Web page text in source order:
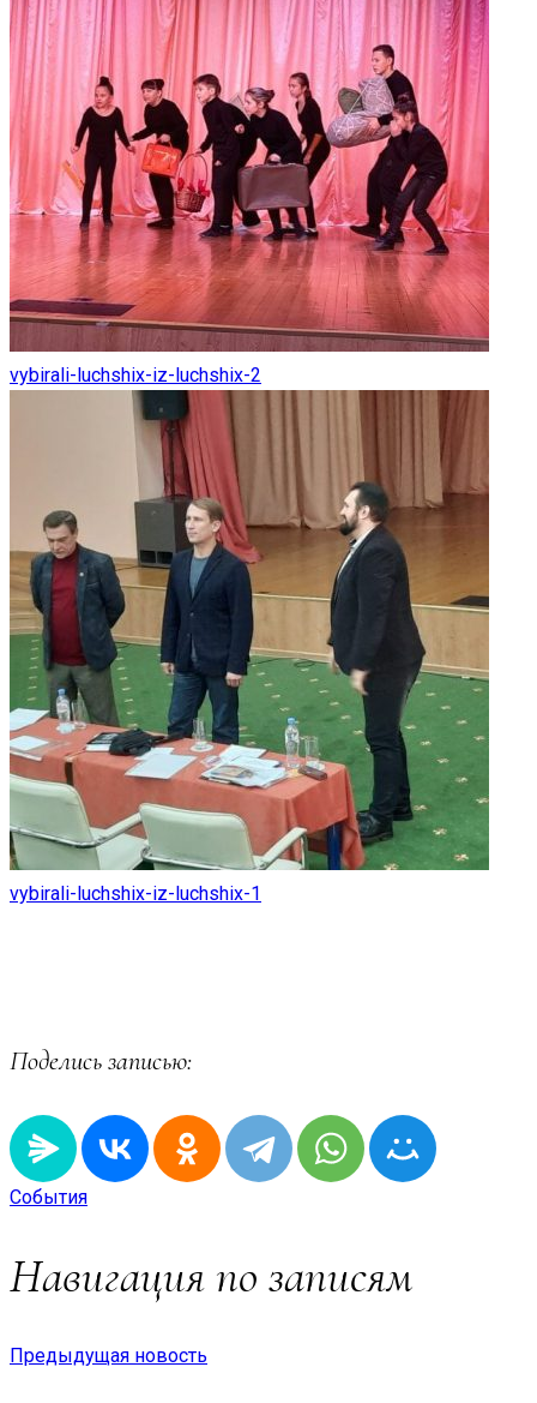
vybirali-luchshix-iz-luchshix-2
vybirali-luchshix-iz-luchshix-1
Поделись записью:
События
Навигация по записям
Предыдущая новость